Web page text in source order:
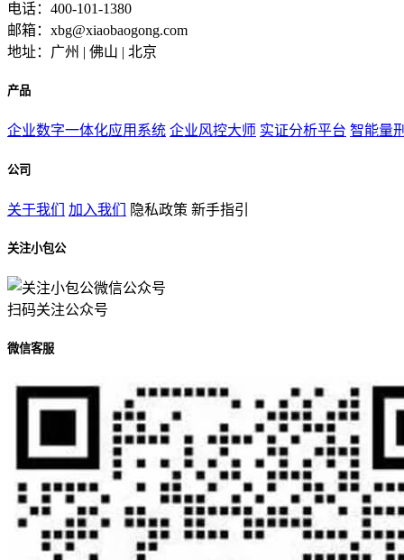
电话：400-101-1380
邮箱：xbg@xiaobaogong.com
地址：广州 | 佛山 | 北京
产品
企业数字一体化应用系统 企业风控大师 实证分析平台 智能量
公司
关于我们 加入我们 隐私政策 新手指引
关注小包公
扫码关注公众号
微信客服